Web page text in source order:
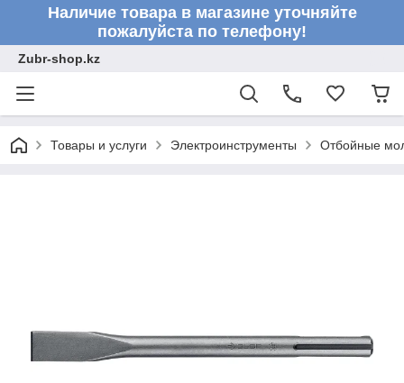
Наличие товара в магазине уточняйте
пожалуйста по телефону!
Zubr-shop.kz
Товары и услуги Электроинструменты Отбойные